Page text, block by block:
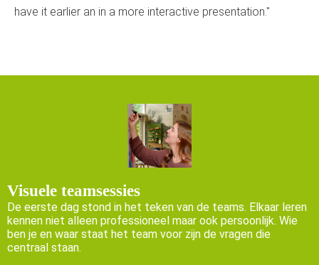
have it earlier an in a more interactive presentation."
Visuele teamsessies
De eerste dag stond in het teken van de teams. Elkaar leren
kennen niet alleen professioneel maar ook persoonlijk. Wie
ben je en waar staat het team voor zijn de vragen die
centraal staan.